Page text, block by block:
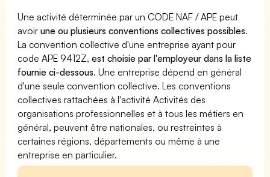
Une activité déterminée par un CODE NAF / APE peut
avoirune ou plusieurs conventions collectives possibles.
La convention collective d'une entreprise ayant pour
code APE 9412Z,est choisie par l'employeur dans la liste
fournie ci-dessous. Une entreprise dépend en général
d'une seule convention collective. Les conventions
collectives rattachées à l'activité Activités des
organisations professionnelles et à tous les métiers en
général, peuvent être nationales, ou restreintes à
certaines régions, départements ou même à une
entreprise en particulier.